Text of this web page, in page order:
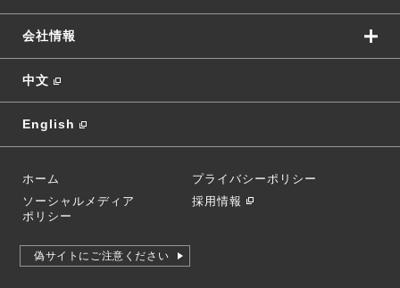
会社情報
中文
English
ホーム
プライバシーポリシー
ソーシャルメディア
ポリシー
採用情報
偽サイトにご注意ください